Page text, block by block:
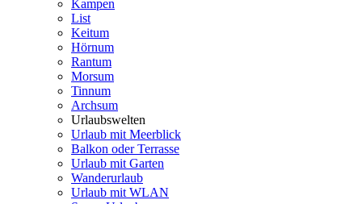
Kampen
List
Keitum
Hörnum
Rantum
Morsum
Tinnum
Archsum
Urlaubswelten
Urlaub mit Meerblick
Balkon oder Terrasse
Urlaub mit Garten
Wanderurlaub
Urlaub mit WLAN